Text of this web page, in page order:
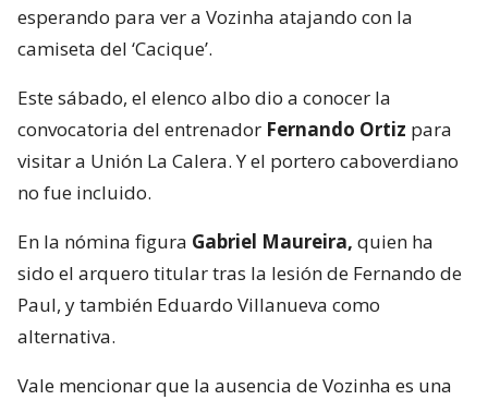
esperando para ver a Vozinha atajando con la
camiseta del ‘Cacique’.
Este sábado, el elenco albo dio a conocer la
convocatoria del entrenador Fernando Ortiz para
visitar a Unión La Calera. Y el portero caboverdiano
no fue incluido.
En la nómina figura Gabriel Maureira, quien ha
sido el arquero titular tras la lesión de Fernando de
Paul, y también Eduardo Villanueva como
alternativa.
Vale mencionar que la ausencia de Vozinha es una